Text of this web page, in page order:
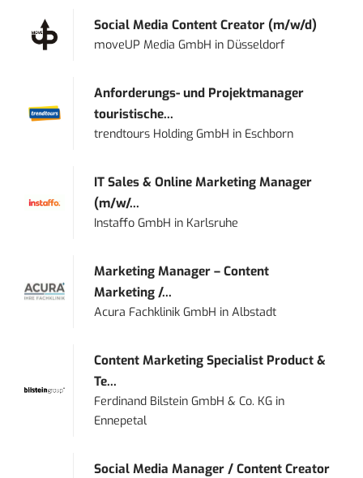
Social Media Content Creator (m/w/d)
moveUP Media GmbH in Düsseldorf
Anforderungs- und Projektmanager
touristische...
trendtours Holding GmbH in Eschborn
IT Sales & Online Marketing Manager
(m/w/...
Instaffo GmbH in Karlsruhe
Marketing Manager – Content
Marketing /...
Acura Fachklinik GmbH inAlbstadt
Content Marketing Specialist Product &
Te...
Ferdinand Bilstein GmbH & Co. KG in
Ennepetal
Social Media Manager / Content Creator